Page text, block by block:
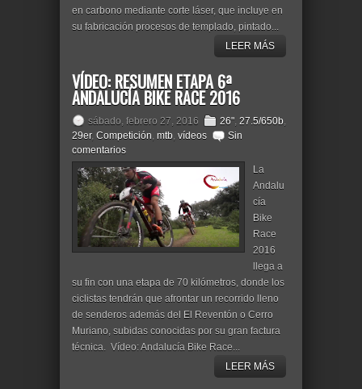
en carbono mediante corte láser, que incluye en
su fabricación procesos de templado, pintado...
LEER MÁS
VÍDEO: RESUMEN ETAPA 6ª
ANDALUCÍA BIKE RACE 2016
sábado, febrero 27, 2016 26", 27.5/650b,
29er, Competición, mtb, vídeos
Sin
comentarios
La
Andalu
cía
Bike
Race
2016
llega a
su fin con una etapa de 70 kilómetros, donde los
ciclistas tendrán que afrontar un recorrido lleno
de senderos además del El Reventón o Cerro
Muriano, subidas conocidas por su gran factura
técnica. Vídeo: Andalucía Bike Race...
LEER MÁS